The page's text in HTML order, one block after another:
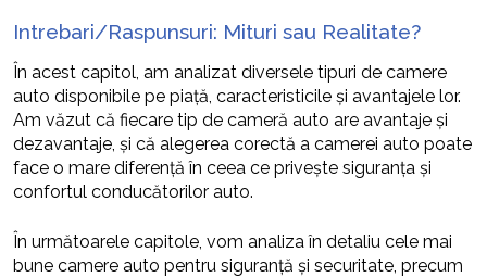
Intrebari/Raspunsuri: Mituri sau Realitate?
În acest capitol, am analizat diversele tipuri de camere
auto disponibile pe piață, caracteristicile și avantajele lor.
Am văzut că fiecare tip de cameră auto are avantaje și
dezavantaje, și că alegerea corectă a camerei auto poate
face o mare diferență în ceea ce privește siguranța și
confortul conducătorilor auto.
În următoarele capitole, vom analiza în detaliu cele mai
bune camere auto pentru siguranță și securitate, precum